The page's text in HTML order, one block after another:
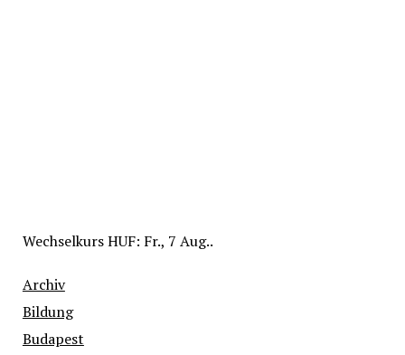
WechselkursHUF: Fr., 7 Aug..
Archiv
Bildung
Budapest